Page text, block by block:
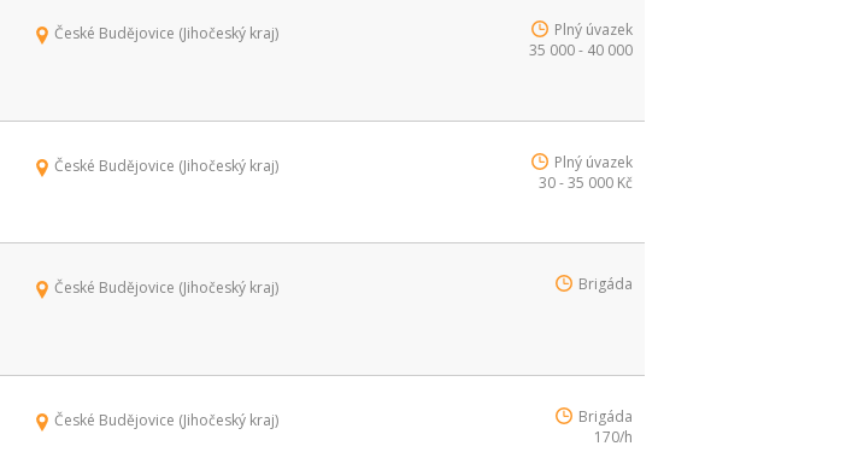
České Budějovice (Jihočeský kraj)
Plný úvazek
35 000 - 40 000
České Budějovice (Jihočeský kraj)
Plný úvazek
30 - 35 000 Kč
České Budějovice (Jihočeský kraj) Brigáda
České Budějovice (Jihočeský kraj)
Brigáda
170/h